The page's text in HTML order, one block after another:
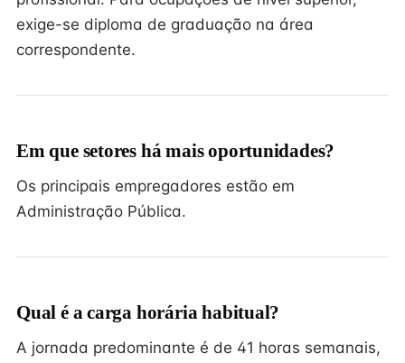
exige-se diploma de graduação na área
correspondente.
Em que setores há mais oportunidades?
Os principais empregadores estão em
Administração Pública.
Qual é a carga horária habitual?
A jornada predominante é de 41 horas semanais,